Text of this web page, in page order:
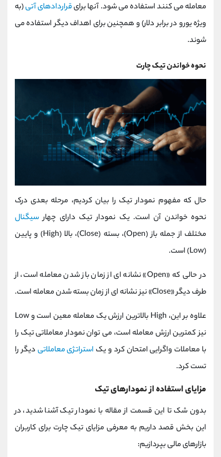
معامله می کنند استفاده می شود. آنها برایقراردادهای آتی(به
ویژه یورو در برابر دلار) و همچنین برای اهداف دیگر استفاده می
شوند.
نحوه خواندن تیک چارت
حال که مفهوم نمودار تیک را بیان کردیم، مرحله بعدی درک
نحوه خواندن آن است. یک نمودار تیک دارای چهار سیگنال
مختلف از جمله باز (Open)، بسته (Close)، بالا (High) و پایین
(
Low) است.
در حالی که «Open» نشانه ای از زمان باز شدن معامله است، از
طرف دیگر «Close» نیز نشانه ای از زمان بسته شدن معامله است.
علاوه بر این، High بالاترین ارزش یک معامله معین است وLow
نیز کمترین ارزش معامله است، می توان نمودار معاملاتی تیک را
با معاملات واگرایی امتحان کرد و یک استراتژی معاملاتی دیگر را
تست کرد.
مزایای استفاده از نمودارهای تیک
بدون شک تا این قسمت از مقاله با نمودار تیک آشنا شدید، در
این بخش قصد داریم به معرفی مزایای تیک چارت برای کاربران
بازارهای مالی بپردازیم: